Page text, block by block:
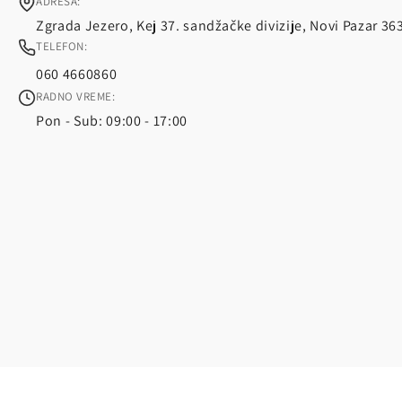
Zgrada Jezero, Kej 37. sandžačke divizije, Novi Pazar
TELEFON:
060 4660860
RADNO VREME:
Pon - Sub: 09:00 - 17:00